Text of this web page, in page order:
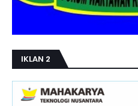
IKLAN 2